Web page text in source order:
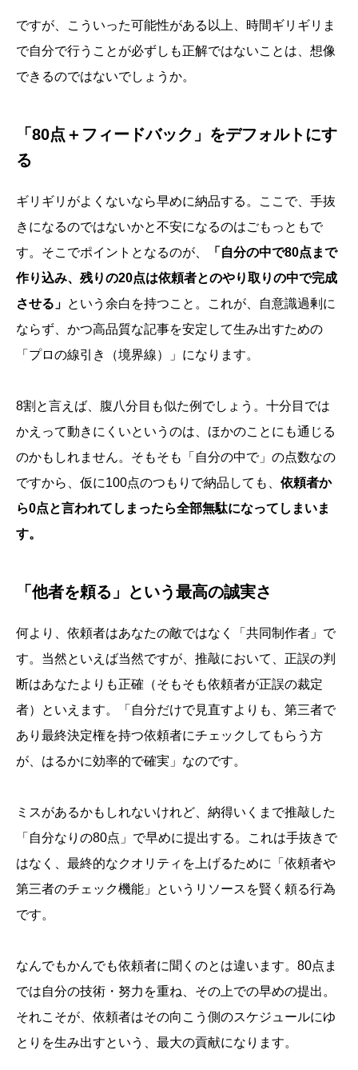
ですが、こういった可能性がある以上、時間ギリギリま
で自分で行うことが必ずしも正解ではないことは、想像
できるのではないでしょうか。
「80点＋フィードバック」をデフォルトにす
る
ギリギリがよくないなら早めに納品する。ここで、手抜
きになるのではないかと不安になるのはごもっともで
す。そこでポイントとなるのが、
「自分の中で80点まで
作り込み、残りの20点は依頼者とのやり取りの中で完成
させる」 という余白を持つこと。これが、自意識過剰に
ならず、かつ高品質な記事を安定して生み出すための
「プロの線引き（境界線）」になります。
8割と言えば、腹八分目も似た例でしょう。十分目では
かえって動きにくいというのは、ほかのことにも通じる
のかもしれません。そもそも「自分の中で」の点数なの
ですから、仮に100点のつもりで納品しても、 依頼者か
ら0点と言われてしまったら全部無駄になってしまいま
す。
「他者を頼る」という最高の誠実さ
何より、依頼者はあなたの敵ではなく「共同制作者」で
す。当然といえば当然ですが、推敲において、正誤の判
断はあなたよりも正確（そもそも依頼者が正誤の裁定
者）といえます。「自分だけで見直すよりも、第三者で
あり最終決定権を持つ依頼者にチェックしてもらう方
が、はるかに効率的で確実」なのです。
ミスがあるかもしれないけれど、納得いくまで推敲した
「自分なりの80点」で早めに提出する。これは手抜きで
はなく、最終的なクオリティを上げるために「依頼者や
第三者のチェック機能」というリソースを賢く頼る行為
です。
なんでもかんでも依頼者に聞くのとは違います。80点ま
では自分の技術・努力を重ね、その上での早めの提出。
それこそが、依頼者はその向こう側のスケジュールにゆ
とりを生み出すという、最大の貢献になります。